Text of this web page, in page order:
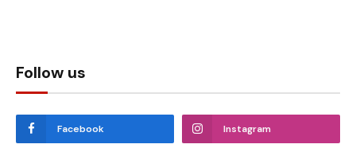
Follow us
Facebook Instagram